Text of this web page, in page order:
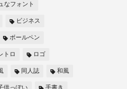
なフォント
ビジネス
ボールペン
トロ ロゴ
同人誌 和風